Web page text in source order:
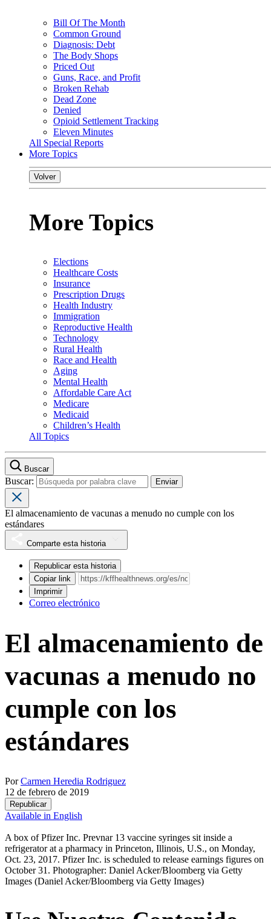
Bill Of The Month
Common Ground
Diagnosis: Debt
The Body Shops
Priced Out
Guns, Race, and Profit
Broken Rehab
Dead Zone
Denied
Opioid Settlement Tracking
Eleven Minutes
All Special Reports
More Topics
Volver
More Topics
Elections
Healthcare Costs
Insurance
Prescription Drugs
Health Industry
Immigration
Reproductive Health
Technology
Rural Health
Race and Health
Aging
Mental Health
Affordable Care Act
Medicare
Medicaid
Children’s Health
All Topics
Buscar
Buscar:
El almacenamiento de vacunas a menudo no cumple con los
estándares
Comparte esta historia
Republicar esta historia
Copiar link
Imprimir
Correo electrónico
El almacenamiento de
vacunas a menudo no
cumple con los
estándares
PorCarmen Heredia Rodriguez
12 de febrero de 2019
Republicar
Available in English
A box of Pfizer Inc. Prevnar 13 vaccine syringes sit inside a
refrigerator at a pharmacy in Princeton, Illinois, U.S., on Monday,
Oct. 23, 2017. Pfizer Inc. is scheduled to release earnings figures on
October 31. Photographer: Daniel Acker/Bloomberg via Getty
Images (Daniel Acker/Bloomberg via Getty Images)